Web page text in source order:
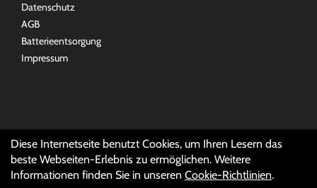
Datenschutz
AGB
Batterieentsorgung
Impressum
SOCIAL MEDIA
Diese Internetseite benutzt Cookies, um Ihren Lesern das
beste Webseiten-Erlebnis zu ermöglichen. Weitere
Informationen finden Sie in unseren Cookie-Richtlinien.